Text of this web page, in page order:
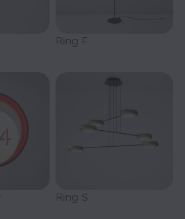
Ring F
Ring S